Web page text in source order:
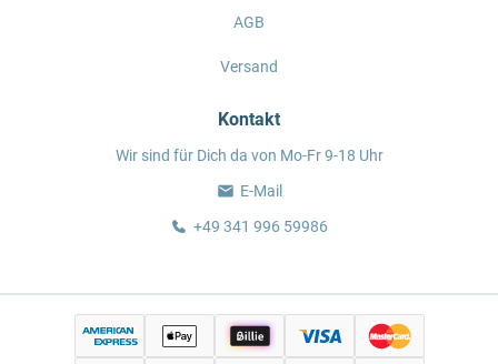
AGB
Versand
Kontakt
Wir sind für Dich da von Mo-Fr 9-18 Uhr
E-Mail
+49 341 996 59986